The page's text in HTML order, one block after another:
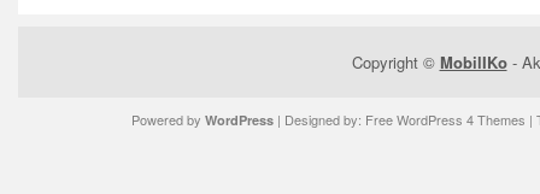
Copyright © MobilIKo-
Powered by WordPress| Designed by: Free WordPress 4 Themes |